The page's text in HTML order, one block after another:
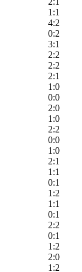
1:1
4:2
0:2
3:1
2:2
2:2
2:1
1:0
0:0
2:0
1:0
2:2
0:0
1:0
2:1
1:1
0:1
1:2
1:1
0:1
2:2
0:1
1:2
2:0
1:2